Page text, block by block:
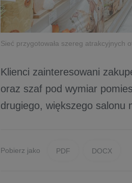
Sieć przygotowała szereg atrakcyjnych
Klienci zainteresowani
oraz szaf pod wymiar
drugiego, większego salonu
Pobierz jako PDF DOCX